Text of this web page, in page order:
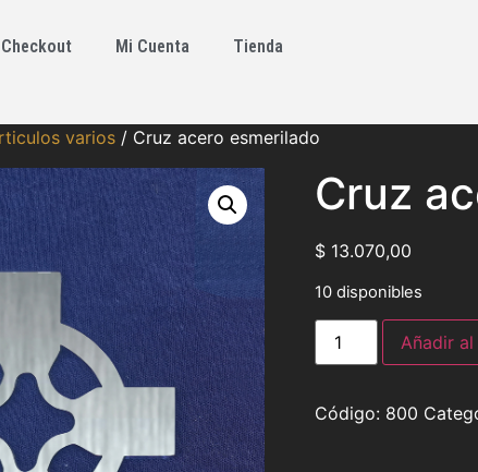
Checkout Mi Cuenta Tienda
varios / Cruz acero esmerilado
Cruz
$13.070,00
10 disponibles
Añadir
800